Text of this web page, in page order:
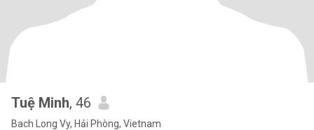
Tuệ Minh, 46
Bach Long Vy, Hải Phòng, Vietnam